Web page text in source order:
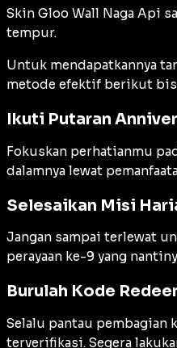
Skin Gloo Wall Naga Api
tempur.
Untuk mendapatkannya
metode efektif berikut
Ikuti Putaran
Fokuskan perhatianmu
dalamnya lewat
Selesaikan Misi
Jangan sampai terlewat
perayaan ke-9 yang
Burulah Kode
Selalu pantau pembagian
terverifikasi. Segera